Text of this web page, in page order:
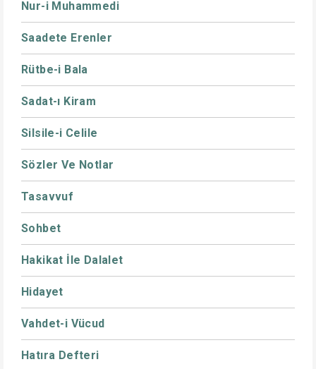
Nur-i Muhammedi
Saadete Erenler
Rütbe-i Bala
Sadat-ı Kiram
Silsile-i Celile
Sözler Ve Notlar
Tasavvuf
Sohbet
Hakikat İle Dalalet
Hidayet
Vahdet-i Vücud
Hatıra Defteri